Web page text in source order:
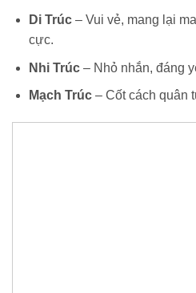
Di Trúc– Vui vẻ, mang lại
cực.
Nhi Trúc– Nhỏ nhắn, đáng
Mạch Trúc– Cốt cách quân